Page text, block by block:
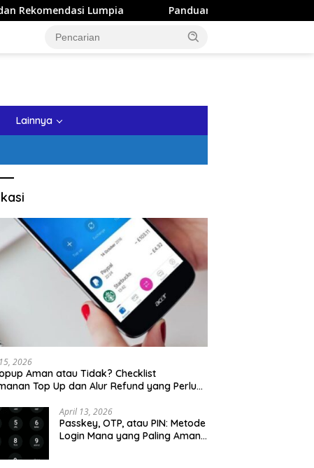
Panduan Wisata Keluarga ke Kota Batu: Itinerary
Lainnya
2026
Aman atau Tidak? Checklist
Top Up dan Alur Refund yang Perlu
April 13, 2026
Passkey, OTP, atau PIN: Metode
Login Mana yang Paling Aman